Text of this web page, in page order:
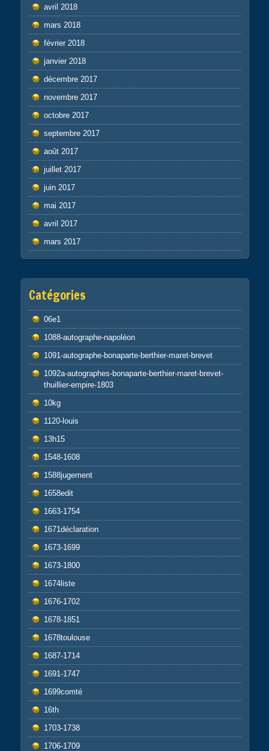
avril 2018
mars 2018
février 2018
janvier 2018
décembre 2017
novembre 2017
octobre 2017
septembre 2017
août 2017
juillet 2017
juin 2017
mai 2017
avril 2017
mars 2017
Catégories
06e1
1088-autographe-napoléon
1091-autographe-bonaparte-berthier-maret-brevet
1092a-autographes-bonaparte-berthier-maret-brevet-
thuillier-empire-1803
10kg
1120-louis
13h15
1548-1608
1588jugement
1658edit
1663-1754
1671déclaration
1673-1699
1673-1800
1674liste
1676-1702
1678-1851
1678toulouse
1687-1714
1691-1747
1699comté
16th
1703-1738
1706-1709